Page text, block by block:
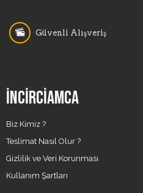
Güvenli Alışveriş
İNCIRCIAMCA
Biz Kimiz ?
Teslimat Nasıl Olur ?
Gizlilik ve Veri Korunması
Kullanım Şartları